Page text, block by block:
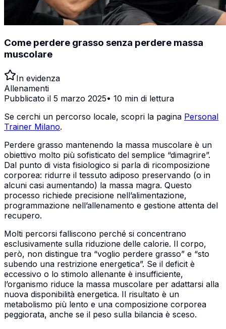
Come perdere grasso senza perdere massa
muscolare
In evidenza
Allenamenti
Pubblicato il 5 marzo 2025• 10 min di lettura
Se cerchi un percorso locale, scopri la pagina Personal
Trainer Milano.
Perdere grasso mantenendo la massa muscolare è un
obiettivo molto più sofisticato del semplice “dimagrire”.
Dal punto di vista fisiologico si parla di ricomposizione
corporea: ridurre il tessuto adiposo preservando (o in
alcuni casi aumentando) la massa magra. Questo
processo richiede precisione nell’alimentazione,
programmazione nell’allenamento e gestione attenta del
recupero.
Molti percorsi falliscono perché si concentrano
esclusivamente sulla riduzione delle calorie. Il corpo,
però, non distingue tra “voglio perdere grasso” e “sto
subendo una restrizione energetica”. Se il deficit è
eccessivo o lo stimolo allenante è insufficiente,
l’organismo riduce la massa muscolare per adattarsi alla
nuova disponibilità energetica. Il risultato è un
metabolismo più lento e una composizione corporea
peggiorata, anche se il peso sulla bilancia è sceso.